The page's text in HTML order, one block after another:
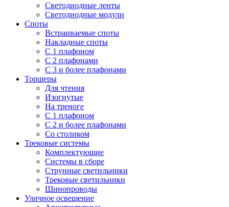
Светодиодные ленты
Светодиодные модули
Споты
Встраиваемые споты
Накладные споты
С 1 плафоном
С 2 плафонами
С 3 и более плафонами
Торшеры
Для чтения
Изогнутые
На треноге
С 1 плафоном
С 2 и более плафонами
Со столиком
Трековые системы
Комплектующие
Системы в сборе
Струнные светильники
Трековые светильники
Шинопроводы
Уличное освещение